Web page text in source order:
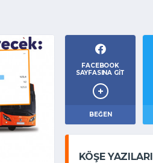
FACEBOOK
SAYFASINA GIT
BEĞEN
KÖŞE YAZILARI